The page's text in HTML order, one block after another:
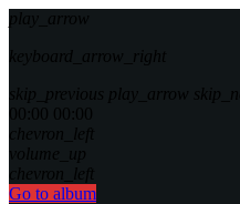
play_arrow
keyboard_arrow_right
skip_previous play_arrow
00:00 00:00
chevron_left
volume_up
chevron_left
Go to album